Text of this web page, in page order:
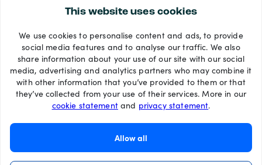
This website uses cookies
We use cookies to personalise content and ads, to provide
social media features and to analyse our traffic. We also
share information about your use of our site with our social
media, advertising and analytics partners who may combine it
with other information that you’ve provided to them or that
they’ve collected from your use of their services. More in our
cookie statementand privacy statement.
Allow all
Betaalmethoden